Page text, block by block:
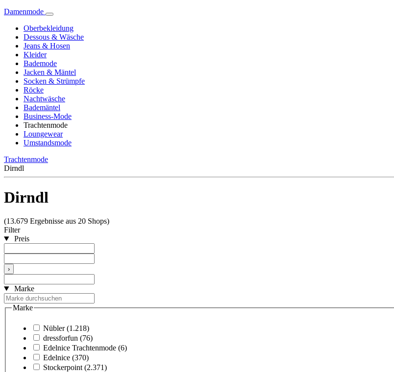
Damenmode
Oberbekleidung
Dessous & Wäsche
Jeans & Hosen
Kleider
Bademode
Jacken & Mäntel
Socken & Strümpfe
Röcke
Nachtwäsche
Bademäntel
Business-Mode
Trachtenmode
Loungewear
Umstandsmode
Trachtenmode
Dirndl
Dirndl
(13.679 Ergebnisse aus 20 Shops)
Filter
Preis
›
Marke
Marke
Nübler (1.218)
dressforfun (76)
Edelnice Trachtenmode (6)
Edelnice (370)
Stockerpoint (2.371)